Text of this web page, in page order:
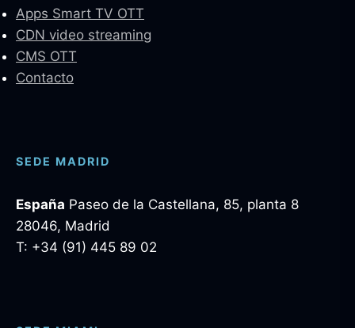
Apps Smart TV OTT
CDN video streaming
CMS OTT
Contacto
SEDE MADRID
España Paseo de la Castellana, 85, planta 8
28046, Madrid
T: +34 (91) 445 89 02